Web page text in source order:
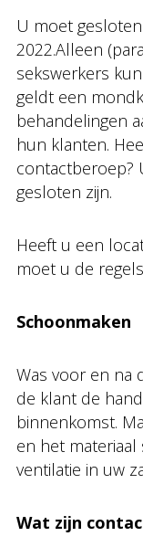
U moet
2022.Alleen
sekswerkers
geldt een
behandelingen
hun klanten.
contactberoep?
gesloten zijn.
Heeft u een
moet u de
Schoonmaken
Was voor en na
de klant de
binnenkomst.
en het
ventilatie in uw
Wat zijn